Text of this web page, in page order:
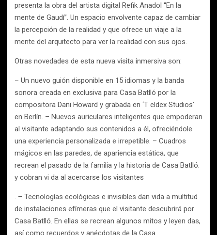
presenta la obra del artista digital Refik Anadol “En la
mente de Gaudí”. Un espacio envolvente capaz de cambiar
la percepción de la realidad y que ofrece un viaje a la
mente del arquitecto para ver la realidad con sus ojos.
Otras novedades de esta nueva visita inmersiva son:
– Un nuevo guión disponible en 15 idiomas y la banda
sonora creada en exclusiva para Casa Batlló por la
compositora Dani Howard y grabada en ‘T eldex Studios’
en Berlín. – Nuevos auriculares inteligentes que empoderan
al visitante adaptando sus contenidos a él, ofreciéndole
una experiencia personalizada e irrepetible. – Cuadros
mágicos en las paredes, de apariencia estática, que
recrean el pasado de la familia y la historia de Casa Batlló.
y cobran vi da al acercarse los visitantes
. – Tecnologías ecológicas e invisibles dan vida a multitud
de instalaciones efímeras que el visitante descubrirá por
Casa Batlló. En ellas se recrean algunos mitos y leyen das,
así como recuerdos y anécdotas de la Casa.